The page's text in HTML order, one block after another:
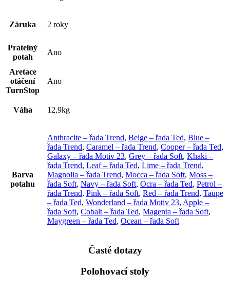
Záruka 2 roky
Pratelný
potah
Ano
Aretace
otáčení
TurnStop
Ano
Váha 12,9kg
Barva
potahu
Anthracite – řada Trend, Beige – řada Ted, Blue –
řada Trend, Caramel – řada Trend, Cooper – řada Ted,
Galaxy – řada Motiv 23, Grey – řada Soft, Khaki –
řada Trend, Leaf – řada Ted, Lime – řada Trend,
Magnolia – řada Trend, Mocca – řada Soft, Moss –
řada Soft, Navy – řada Soft, Ocra – řada Ted, Petrol –
řada Trend, Pink – řada Soft, Red – řada Trend, Taupe
– řada Ted, Wonderland – řada Motiv 23, Apple –
řada Soft, Cobalt – řada Ted, Magenta – řada Soft,
Maygreen – řada Ted, Ocean – řada Soft
Časté dotazy
Polohovací stoly